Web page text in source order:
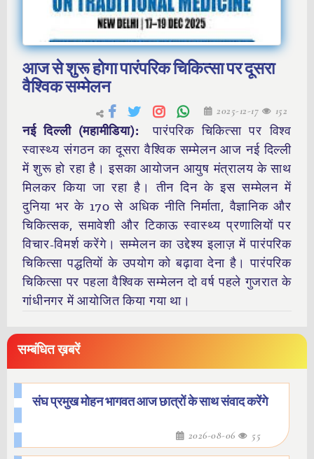
आज से शुरू होगा पारंपरिक चिकित्सा पर दूसरा
वैश्विक सम्‍मेलन
2025-12-17 152
नई दिल्ली (महामीडिया):पारंपरिक चिकित्सा पर विश्व
स्वास्थ्य संगठन का दूसरा वैश्विक सम्मेलन आज नई दिल्ली
में शुरू हो रहा है। इसका आयोजन आयुष मंत्रालय के साथ
मिलकर किया जा रहा है। तीन दिन के इस सम्मेलन में
दुनिया भर के 170 से अधिक नीति निर्माता, वैज्ञानिक और
चिकित्सक, समावेशी और टिकाऊ स्वास्थ्य प्रणालियों पर
विचार-विमर्श करेंगे। सम्मेलन का उद्देश्य इलाज़ में पारंपरिक
चिकित्सा पद्धतियों के उपयोग को बढ़ावा देना है। पारंपरिक
चिकित्सा पर पहला वैश्विक सम्मेलन दो वर्ष पहले गुजरात के
गांधीनगर में आयोजित किया गया था।
सम्बंधित ख़बरें
संघ प्रमुख मोहन भागवत आज छात्रों के साथ संवाद करेंगे
2026-08-06 55